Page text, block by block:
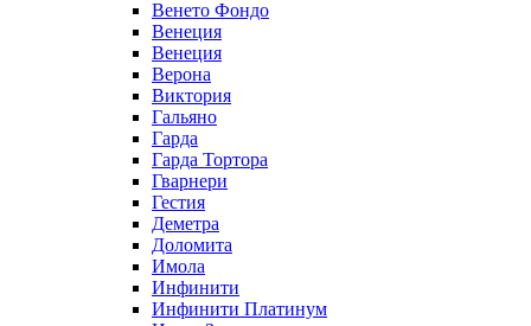
Венето Фондо
Венеция
Венеция
Верона
Виктория
Гальяно
Гарда
Гарда Тортора
Гварнери
Гестия
Деметра
Доломита
Имола
Инфинити
Инфинити Платинум